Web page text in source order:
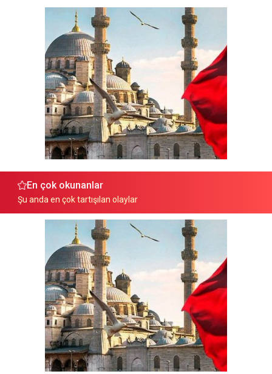
En çok okunanlar
Şu anda en çok tartışılan olaylar